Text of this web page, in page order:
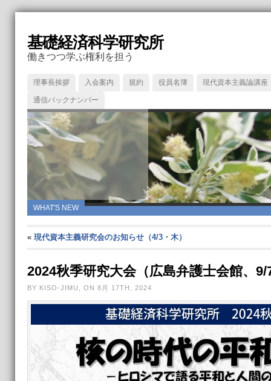
基礎経済科学研究所
働きつつ学ぶ権利を担う
理事長挨拶 入会案内 規約 役員名簿 現代資本主義論講座
通信バックナンバー
WHAT'S NEW
« 現代資本主義研究会のお知らせ（4/3・木）
2024秋季研究大会（広島弁護士会館、
BY KISO-JIMU, ON 8月 17TH, 2024